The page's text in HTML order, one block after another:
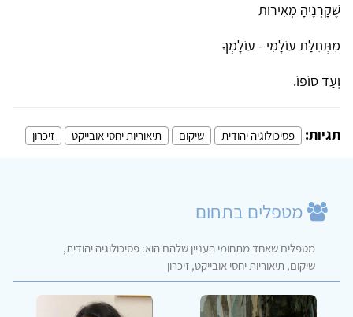
שֶׁקָרְנֶיהָ מְאִירוֹת
מִתְּחִלַּת עוֹלָמִי - עוֹלָמְךָ
וְעַד סוֹפוֹ.
תגיות: פסיכולוגיה יהודית שיקום תיאוריות יחסי אובייקט זיכרון
מטפלים בתחום
מטפלים שאחד מתחומי העניין שלהם הוא: פסיכולוגיה יהודית,
שיקום, תיאוריות יחסי אובייקט, זיכרון